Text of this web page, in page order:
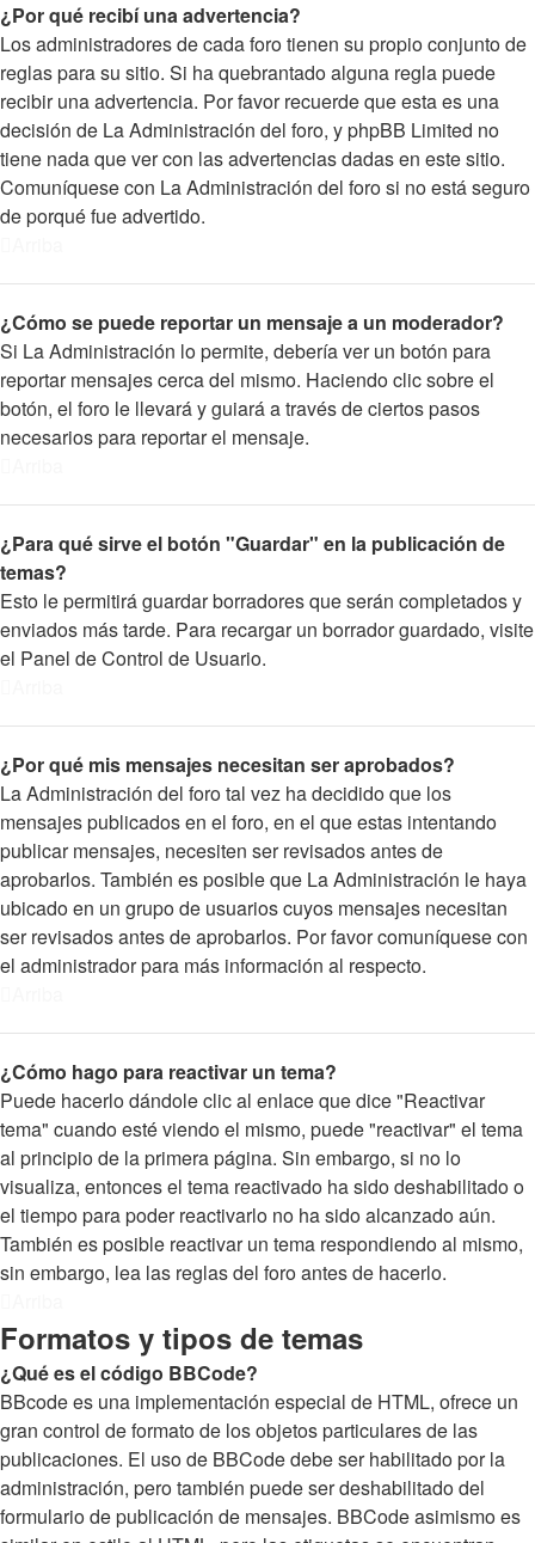
¿Por qué recibí una advertencia?
Los administradores de cada foro tienen su propio conjunto de
reglas para su sitio. Si ha quebrantado alguna regla puede
recibir una advertencia. Por favor recuerde que esta es una
decisión de La Administración del foro, y phpBB Limited no
tiene nada que ver con las advertencias dadas en este sitio.
Comuníquese con La Administración del foro si no está seguro
de porqué fue advertido.
¿Cómo se puede reportar un mensaje a un moderador?
Si La Administración lo permite, debería ver un botón para
reportar mensajes cerca del mismo. Haciendo clic sobre el
botón, el foro le llevará y guiará a través de ciertos pasos
necesarios para reportar el mensaje.
¿Para qué sirve el botón "Guardar" en la publicación de
temas?
Esto le permitirá guardar borradores que serán completados y
enviados más tarde. Para recargar un borrador guardado, visite
el Panel de Control de Usuario.
¿Por qué mis mensajes necesitan ser aprobados?
La Administración del foro tal vez ha decidido que los
mensajes publicados en el foro, en el que estas intentando
publicar mensajes, necesiten ser revisados antes de
aprobarlos. También es posible que La Administración le haya
ubicado en un grupo de usuarios cuyos mensajes necesitan
ser revisados antes de aprobarlos. Por favor comuníquese con
el administrador para más información al respecto.
¿Cómo hago para reactivar un tema?
Puede hacerlo dándole clic al enlace que dice "Reactivar
tema" cuando esté viendo el mismo, puede "reactivar" el tema
al principio de la primera página. Sin embargo, si no lo
visualiza, entonces el tema reactivado ha sido deshabilitado o
el tiempo para poder reactivarlo no ha sido alcanzado aún.
También es posible reactivar un tema respondiendo al mismo,
sin embargo, lea las reglas del foro antes de hacerlo.
Formatos y tipos de temas
¿Qué es el código BBCode?
BBcode es una implementación especial de HTML, ofrece un
gran control de formato de los objetos particulares de las
publicaciones. El uso de BBCode debe ser habilitado por la
administración, pero también puede ser deshabilitado del
formulario de publicación de mensajes. BBCode asimismo es